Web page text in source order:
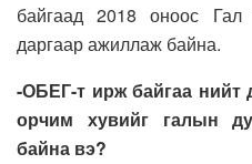
байгаад 2018 оноос Гал
даргаар ажиллаж байна.
-ОБЕГ-т ирж байгаа нийт
орчим хувийг галын
байна вэ?